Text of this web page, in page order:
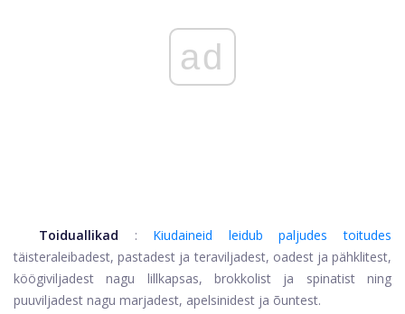
ad
Toiduallikad :
Kiudaineid leidub paljudes toitudes
täisteraleibadest, pastadest ja teraviljadest, oadest ja pähklitest,
köögiviljadest nagu lillkapsas, brokkolist ja spinatist ning
puuviljadest nagu marjadest, apelsinidest ja õuntest.